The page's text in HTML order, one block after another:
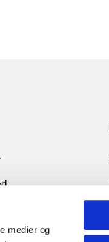
medier og
plejehjemmet